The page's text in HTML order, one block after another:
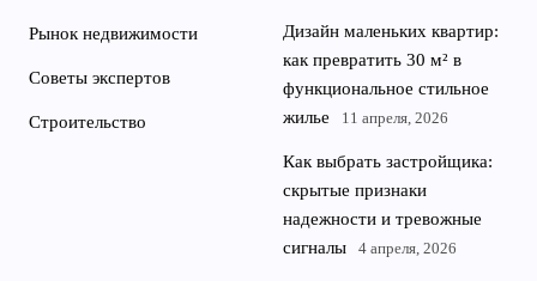
Рынок недвижимости
Советы экспертов
Строительство
Дизайн маленьких квартир:
как превратить 30 м² в
функциональное стильное
жилье
11 апреля, 2026
Как выбрать застройщика:
скрытые признаки
надежности и тревожные
сигналы
4 апреля, 2026